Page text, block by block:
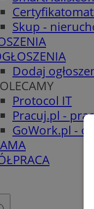
Skup -
Dodaj
Protocol IT
Pracuj.pl -
GoWork.pl -